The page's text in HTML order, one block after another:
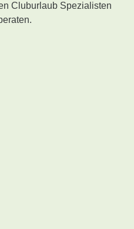
Cluburlaub Spezialisten